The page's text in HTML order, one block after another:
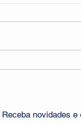
Receba novidades